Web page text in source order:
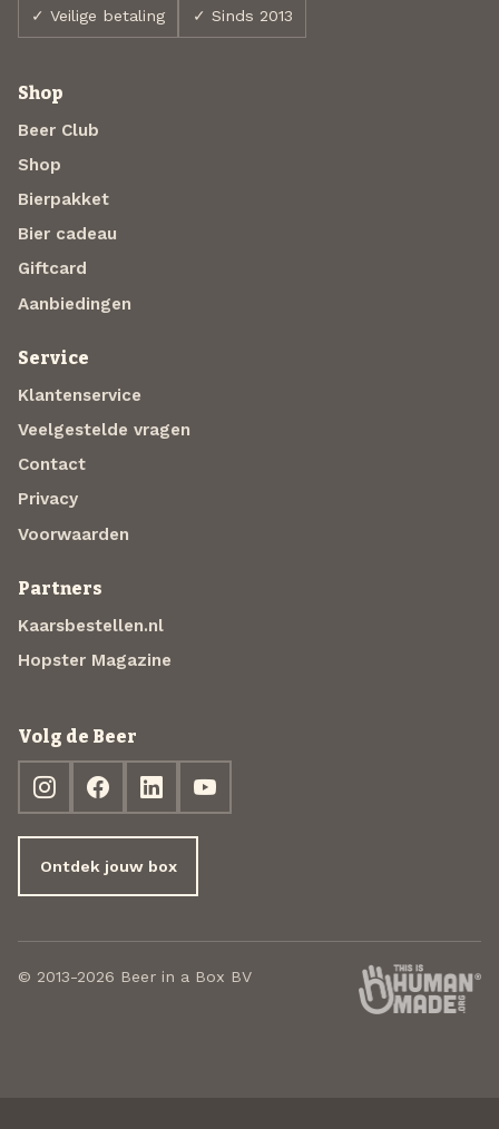
✓ Veilige betaling ✓ Sinds 2013
Shop
Beer Club
Shop
Bierpakket
Bier cadeau
Giftcard
Aanbiedingen
Service
Klantenservice
Veelgestelde vragen
Contact
Privacy
Voorwaarden
Partners
Kaarsbestellen.nl
Hopster Magazine
Volg de Beer
Ontdek jouw box
© 2013-2026 Beer in a Box BV